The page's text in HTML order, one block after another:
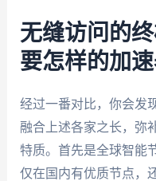
无缝访问的
要怎样的加速
经过一番对比，你会发
融合上述各家之长，弥
特质。首先是全球智能
仅在国内有优质节点，